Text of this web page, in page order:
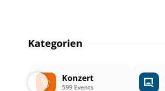
Kategorien
Konzert
599 Events